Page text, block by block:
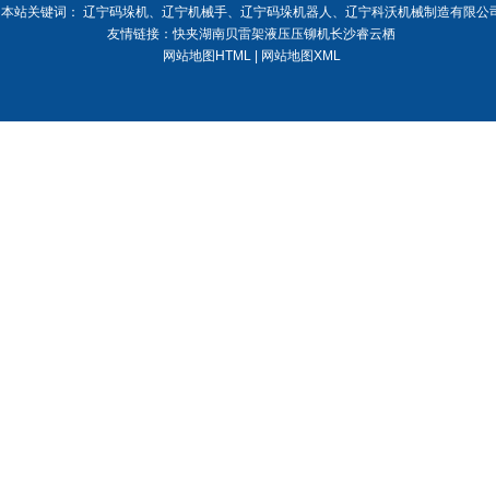
本站关键词： 辽宁码垛机、 辽宁机械手、 辽宁码垛机器人 、 辽宁科沃机械制造有限公
友情链接：快夹湖南贝雷架液压压铆机长沙睿云栖
网站地图HTML| 网站地图XML